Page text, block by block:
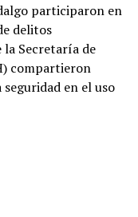
participaron en
delitos
la Secretaría de
compartieron
en el uso